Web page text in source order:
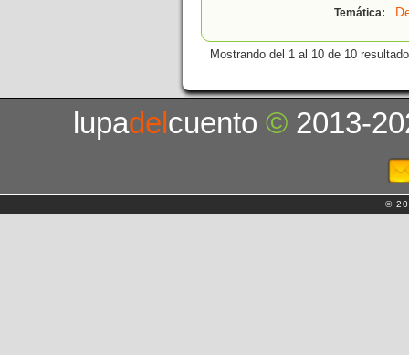
Temática:
Mostrando del 1 al 10 de 10
lupadelcuento© 2013-
©